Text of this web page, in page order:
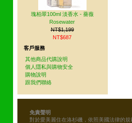
瑰柏翠100ml 淡香水 - 薔薇
Rosewater
NT$1,199
NT$687
客戶服務
其他商品代購說明
個人隱私與購物安全
購物說明
跟我們聯絡
免責聲明
對於愛美麗住在洛杉磯，依照美國法律的